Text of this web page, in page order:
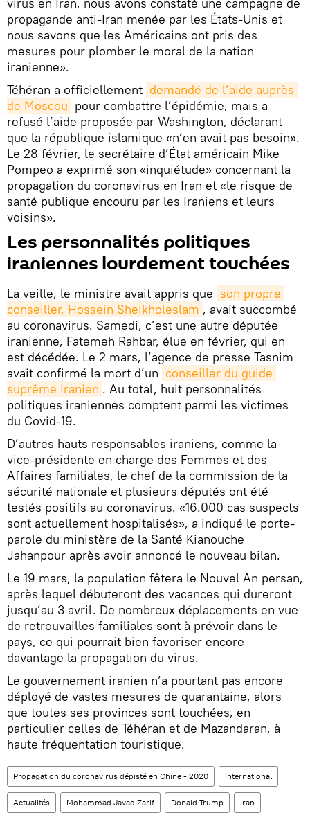
propagande anti-Iran menée par les États-Unis et
nous savons que les Américains ont pris des
mesures pour plomber le moral de la nation
iranienne».
Téhéran a officiellement demandé de l’aide auprès
de Moscou pour combattre l’épidémie, mais a
refusé l’aide proposée par Washington, déclarant
que la république islamique «n’en avait pas besoin».
Le 28 février, le secrétaire d’État américain Mike
Pompeo a exprimé son «inquiétude» concernant la
propagation du coronavirus en Iran et «le risque de
santé publique encouru par les Iraniens et leurs
voisins».
Les personnalités politiques
iraniennes lourdement touchées
La veille, le ministre avait appris que son propre
conseiller, Hossein Sheikholeslam , avait succombé
au coronavirus. Samedi, c’est une autre députée
iranienne, Fatemeh Rahbar, élue en février, qui en
est décédée. Le 2 mars, l’agence de presse Tasnim
avait confirmé la mort d’un conseiller du guide
suprême iranien . Au total, huit personnalités
politiques iraniennes comptent parmi les victimes
du Covid-19.
D’autres hauts responsables iraniens, comme la
vice-présidente en charge des Femmes et des
Affaires familiales, le chef de la commission de la
sécurité nationale et plusieurs députés ont été
testés positifs au coronavirus. «16.000 cas suspects
sont actuellement hospitalisés», a indiqué le porte-
parole du ministère de la Santé Kianouche
Jahanpour après avoir annoncé le nouveau bilan.
Le 19 mars, la population fêtera le Nouvel An persan,
après lequel débuteront des vacances qui dureront
jusqu’au 3 avril. De nombreux déplacements en vue
de retrouvailles familiales sont à prévoir dans le
pays, ce qui pourrait bien favoriser encore
davantage la propagation du virus.
Le gouvernement iranien n’a pourtant pas encore
déployé de vastes mesures de quarantaine, alors
que toutes ses provinces sont touchées, en
particulier celles de Téhéran et de Mazandaran, à
haute fréquentation touristique.
Propagation du coronavirus dépisté en Chine - 2020 International
Actualités Mohammad Javad Zarif Donald Trump Iran